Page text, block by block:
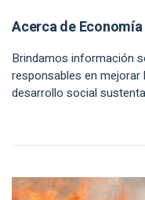
Acerca de
Brindamos información
responsables en mejorar
desarrollo social